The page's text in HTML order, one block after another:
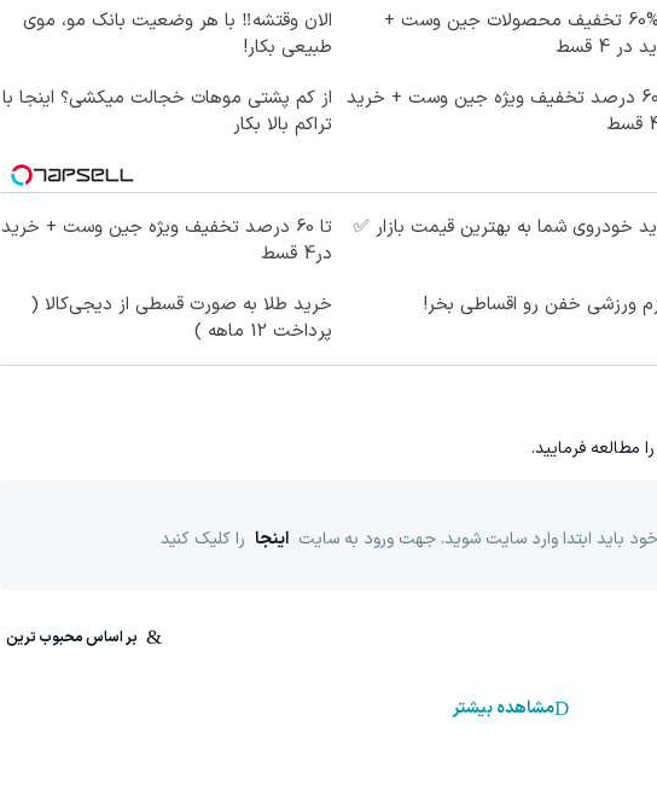
تا %60 تخفیف محصولات جین وست +
در 4 قسط
الان وقتشه‼️ با هر وضعیت بانک مو، موی
طبیعی بکار!
تا 60 درصد تخفیف ویژه جین وست + خرید از کم پشتی موهات خجالت میکشی؟ اینجا با
تراکم بالا بکار
خودروی شما به بهترین قیمت بازار ✅
تا 60 درصد تخفیف ویژه جین وست + خرید
در4 قسط
ورزشی خفن رو اقساطی بخر!
خرید طلا به صورت قسطی از دیجی‌کالا (
پرداخت 12 ماهه )
را مطالعه فرمایید.
باید ابتدا وارد سایت شوید. جهت ورود به سایت اینجا را کلیک کنید
مشاهده بیشتر